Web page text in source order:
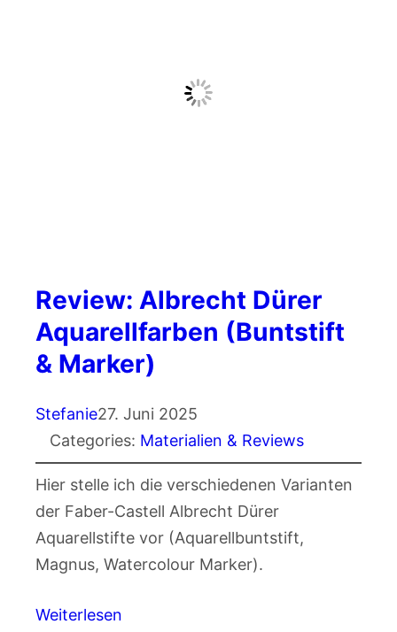
Review: Albrecht Dürer
Aquarellfarben (Buntstift
& Marker)
Stefanie27. Juni 2025
Categories: Materialien & Reviews
Hier stelle ich die verschiedenen Varianten
der Faber-Castell Albrecht Dürer
Aquarellstifte vor (Aquarellbuntstift,
Magnus, Watercolour Marker).
Weiterlesen